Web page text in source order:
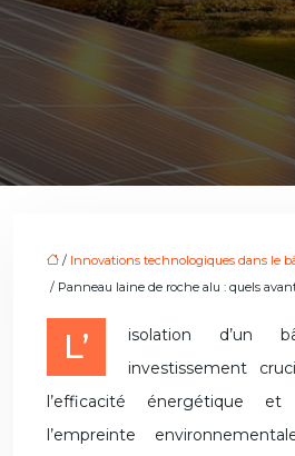
/ Innovations technologiques dans le
/ Panneau laine de roche alu : quels
L’isolation d’un bâtiment est un
investissement
l’efficacité énergétique
l’empreinte